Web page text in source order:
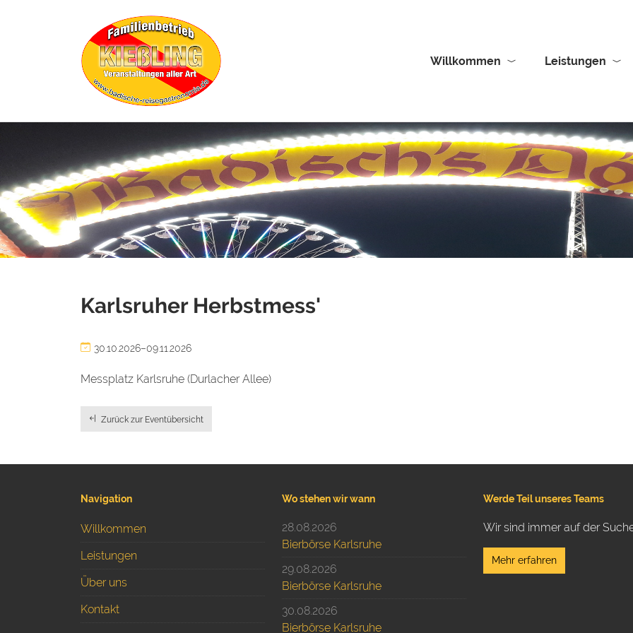
Willkommen Leistungen
Karlsruher Herbstmess'
30.10.2026–09.11.2026
Messplatz Karlsruhe (Durlacher Allee)
Zurück zur Eventübersicht
Navigation
Willkommen
Leistungen
Über uns
Kontakt
Wo stehen wir wann
28.08.2026
Bierbörse Karlsruhe
29.08.2026
Bierbörse Karlsruhe
30.08.2026
Bierbörse Karlsruhe
Werde Teil unseres Teams
Wir sind immer auf der
Mehr erfahren